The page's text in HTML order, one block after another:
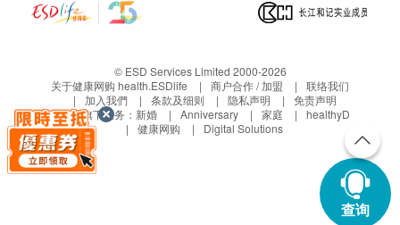
© ESD Services Limited 2000-2026
关于健康网购 health.ESDlife
商户合作 / 加盟
联络我们
加入我們
条款及细则 隐私声明
免责声明
生活易旗下业务： 新婚 Anniversary 家庭
healthyD
健康网购
Digital Solutions
查询